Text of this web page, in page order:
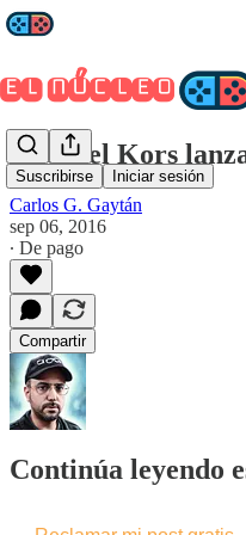
Suscribirse Iniciar sesión
Michael Kors
Carlos G. Gaytán
sep 06, 2016
∙ De pago
Compartir
Continúa leyendo